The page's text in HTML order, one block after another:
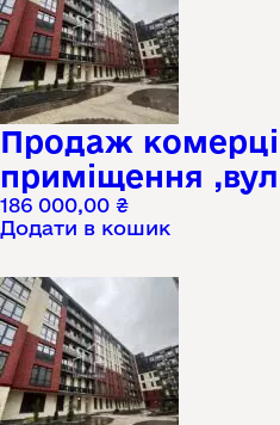
Продаж
приміщення
186 000,00 ₴
Додати в кошик